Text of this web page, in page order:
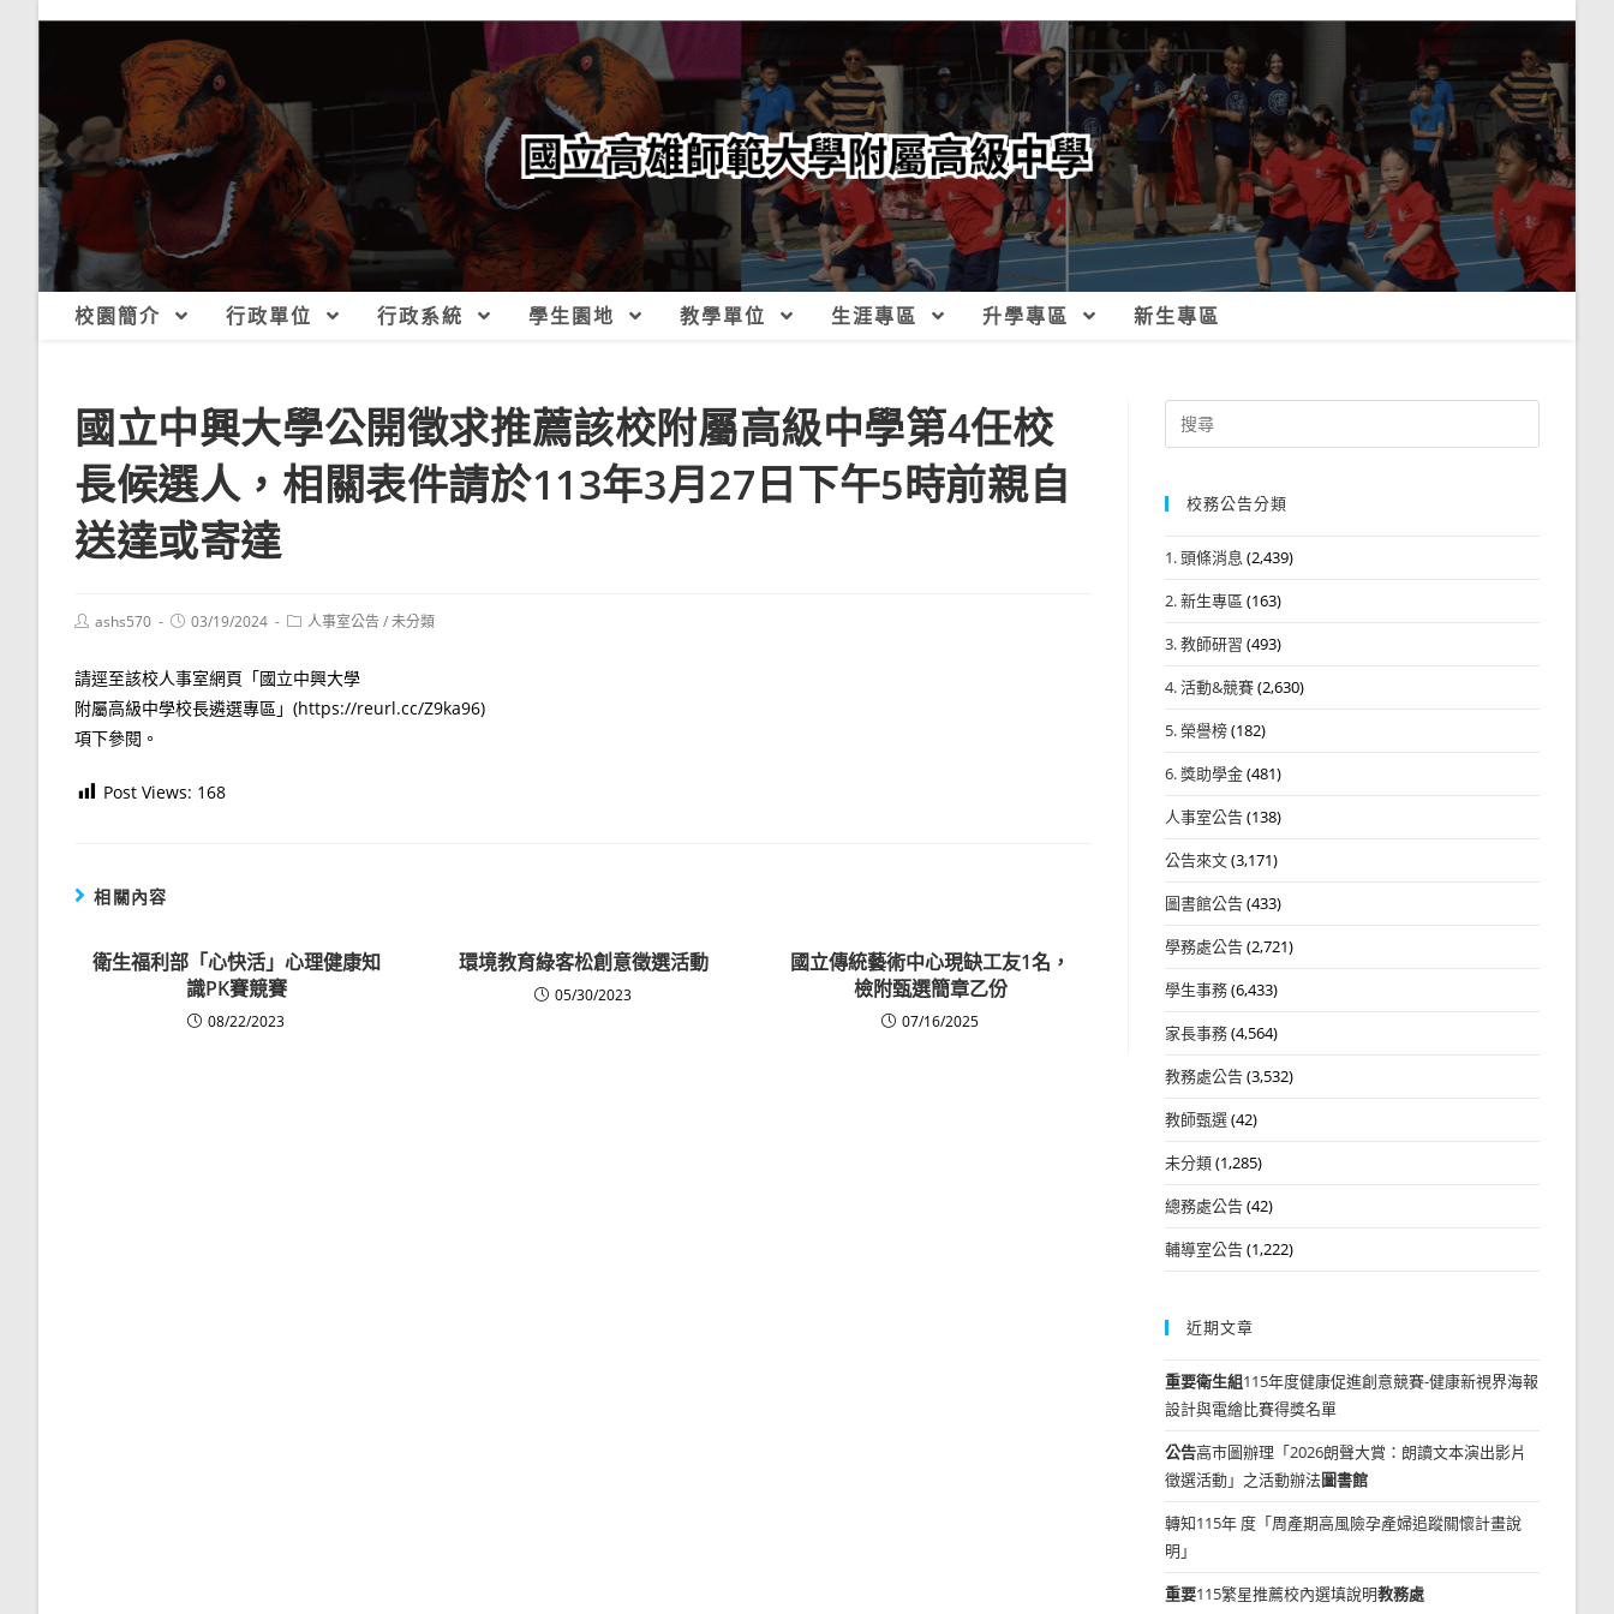
校園簡介 行政單位 行政系統 學生園地 教學單位 生涯專區 升學專區 新生專區
國立中興大學公開徵求推薦該校附屬高級中學第4任校
長候選人，相關表件請於113年3月27日下午5時前親自
送達或寄達
Postashs570
Post03/19/2024
Post人事室公告/未分類
請逕至該校人事室網頁「國立中興大學
附屬高級中學校長遴選專區」(https://reurl.cc/Z9ka96)
項下參閱。
Post Views: 168
相關內容
衛生福利部「心快活」心理健康知
識PK賽競賽
08/22/2023
環境教育綠客松創意徵選活動
05/30/2023
國立傳統藝術中心現缺工友1名，
檢附甄選簡章乙份
07/16/2025
Search
for:
校務公告分類
1. 頭條消息 (2,439)
2. 新生專區 (163)
3. 教師研習 (493)
4. 活動&競賽(2,630)
5. 榮譽榜(182)
6. 獎助學金(481)
人事室公告(138)
公告來文(3,171)
圖書館公告(433)
學務處公告(2,721)
學生事務(6,433)
家長事務(4,564)
教務處公告(3,532)
教師甄選(42)
未分類(1,285)
總務處公告(42)
輔導室公告(1,222)
近期文章
重要衛生組115年度健康促進創意競賽-健康新視界海報
設計與電繪比賽得獎名單
公告高市圖辦理「2026朗聲大賞：朗讀文本演出影片
徵選活動」之活動辦法圖書館
轉知115年 度「周產期高風險孕產婦追蹤關懷計畫說
明」
重要115繁星推薦校內選填說明教務處